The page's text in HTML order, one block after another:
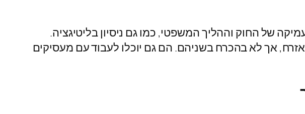
של החוק וההליך המשפטי, כמו גם ניסיון בליטיגציה.
אזרח, אך לא בהכרח בשניהם. הם גם יוכלו לעבוד עם מעסיקים